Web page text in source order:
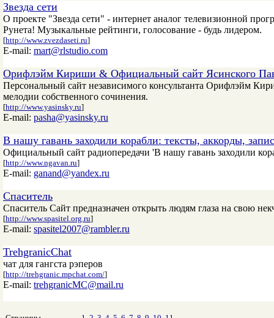
Звезда сети
О проекте "Звезда сети" - интернет аналог телевизионной
Рунета! Музыкальные рейтинги, голосование - будь лидером.
[http://www.zvezdaseti.ru]
E-mail: mart@rlstudio.com
Орифлэйм Кириши & Официальный сайт Ясинского
Персональный сайт независимого консультанта Орифлэйм
мелодии собственного сочинения.
[http://www.yasinsky.ru]
E-mail: pasha@yasinsky.ru
В нашу гавань заходили корабли: тексты, аккорды,
Официальный сайт радиопередачи 'В нашу гавань заходили
[http://www.ngavan.ru]
E-mail: ganand@yandex.ru
Спаситель
Спаситель Сайт предназначен открыть людям глаза на свою
[http://www.spasitel.org.ru]
E-mail: spasitel2007@rambler.ru
TrehgranicChat
чат для гангста рэперов
[http://trehgranic.mpchat.com/]
E-mail: trehgranicMC@mail.ru